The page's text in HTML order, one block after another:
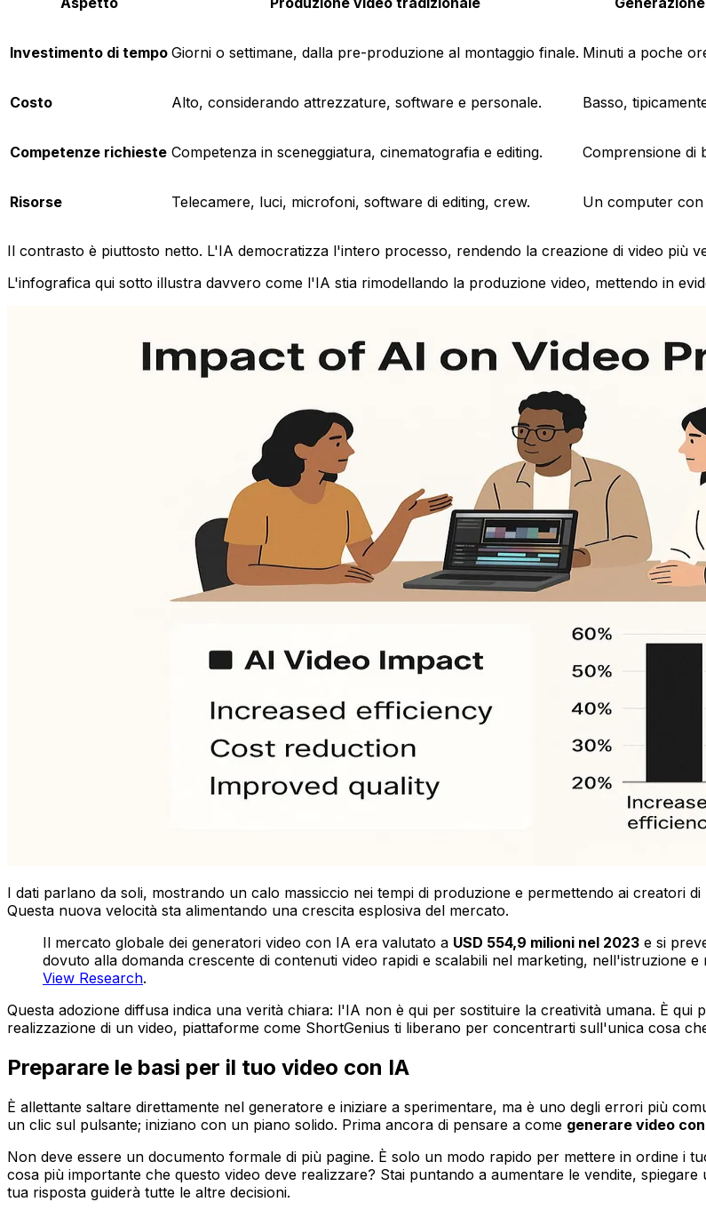
Investimento di tempo Giorni o settimane, dalla pre-produzione al montaggio finale. Minuti a poche
Costo Alto, considerando attrezzature, software e personale. Basso,
Competenze richieste Competenza in sceneggiatura, cinematografia e editing. Comprensione di
Risorse Telecamere, luci, microfoni, software di editing, crew. Un computer
Il contrasto è piuttosto netto. L'IA democratizza l'intero processo, rendendo la creazione di video più
L'infografica qui sotto illustra davvero come l'IA stia rimodellando la produzione video, mettendo in
I dati parlano da soli, mostrando un calo massiccio nei tempi di produzione e permettendo ai creatori
Questa nuova velocità sta alimentando una crescita esplosiva del mercato.
Il mercato globale dei generatori video con IA era valutato a USD 554,9 milioni nel 2023 e si
dovuto alla domanda crescente di contenuti video rapidi e scalabili nel marketing, nell'istruzione
View Research.
Questa adozione diffusa indica una verità chiara: l'IA non è qui per sostituire la creatività umana. È
realizzazione di un video, piattaforme come ShortGenius ti liberano per concentrarti sull'unica cosa
Preparare le basi per il tuo video con IA
È allettante saltare direttamente nel generatore e iniziare a sperimentare, ma è uno degli errori più
un clic sul pulsante; iniziano con un piano solido. Prima ancora di pensare a come generare video con
Non deve essere un documento formale di più pagine. È solo un modo rapido per mettere in ordine i
cosa più importante che questo video deve realizzare? Stai puntando a aumentare le vendite,
tua risposta guiderà tutte le altre decisioni.